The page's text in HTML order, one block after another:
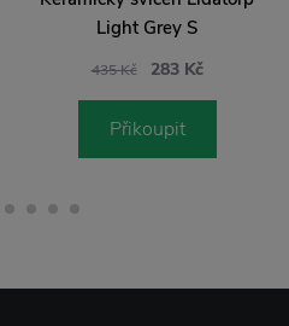
Light Grey S
435 Kč 283 Kč
Přikoupit